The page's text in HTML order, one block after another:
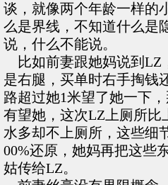
谈，就像两个年龄一样的
么是界线，不知道什么是
说，什么不能说。
比如前妻跟她妈说到LZ
是右腿，买单时右手掏钱
路超过她1米望了她一下
有望她，这次LZ上厕所比
水多却不上厕所，这些细
00%还原，她妈再把这些
姑传给LZ。